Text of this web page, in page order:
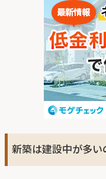
新築は建設中が多い